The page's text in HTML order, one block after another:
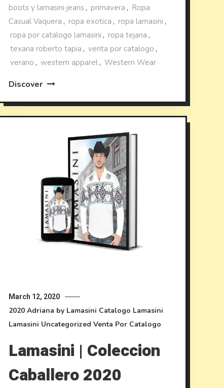
boots y lamasini jeans , primavera , Ropa
Casual Vaquera , ropa exotica , ropa lamasini ,
ropa por catalogo lamasini , ropa tejana ,
texana roberto tapia , venta por catalogo ,
verano , western apparel , Western Wear
Discover
March 12, 2020
2020 Adriana by Lamasini Catalogo Lamasini
Lamasini Uncategorized Venta Por Catalogo
Lamasini | Coleccion
Caballero 2020